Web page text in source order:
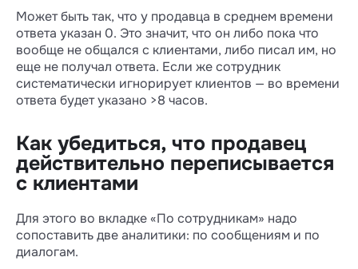
Может быть так, что у продавца в среднем времени
ответа указан 0. Это значит, что он либо пока что
вообще не общался с клиентами, либо писал им, но
еще не получал ответа. Если же сотрудник
систематически игнорирует клиентов — во времени
ответа будет указано >8 часов.
Как убедиться, что продавец
действительно переписывается
с клиентами
Для этого во вкладке «По сотрудникам» надо
сопоставить две аналитики: по сообщениям и по
диалогам.